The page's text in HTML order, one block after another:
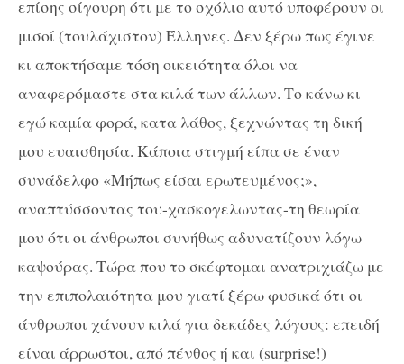
επίσης σίγουρη ότι με το σχόλιο αυτό υποφέρουν οι
μισοί (τουλάχιστον) Έλληνες. Δεν ξέρω πως έγινε
κι αποκτήσαμε τόση οικειότητα όλοι να
αναφερόμαστε στα κιλά των άλλων. Το κάνω κι
εγώ καμία φορά, κατα λάθος, ξεχνώντας τη δική
μου ευαισθησία. Κάποια στιγμή είπα σε έναν
συνάδελφο «Μήπως είσαι ερωτευμένος;»,
αναπτύσσοντας του-χασκογελωντας-τη θεωρία
μου ότι οι άνθρωποι συνήθως αδυνατίζουν λόγω
καψούρας. Τώρα που το σκέφτομαι ανατριχιάζω με
την επιπολαιότητα μου γιατί ξέρω φυσικά ότι οι
άνθρωποι χάνουν κιλά για δεκάδες λόγους: επειδή
είναι άρρωστοι, από πένθος ή και (surprise!)